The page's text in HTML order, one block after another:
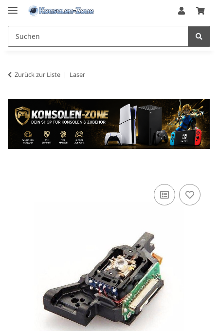
Zurück zur Liste Laser